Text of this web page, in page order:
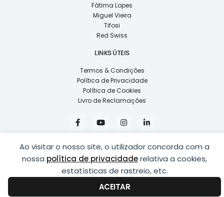
Ao visitar o nosso site, o utilizador concorda com a
nossa política de privacidaderelativa a cookies,
estatísticas de rastreio, etc.
ACEITAR
Fátima Lopes
Miguel Vieira
Tifosi
Red Swiss
LINKS ÚTEIS
Termos & Condições
Política de Privacidade
Política de Cookies
Livro de Reclamações
F
a
c
b
o
o
k
-
Y
o
u
u
b
e
I
n
s
a
g
r
a
m
i
n
e
d
i
n
-
COPYRIGHT © 2026LUSÍADAS, DISTRIBUIÇÃO DE ÓPTICAS, LDA.
DESENVOLVIDO POR